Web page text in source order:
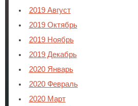
2019 Август
2019 Октябрь
2019 Ноябрь
2019 Декабрь
2020 Январь
2020 Февраль
2020 Март